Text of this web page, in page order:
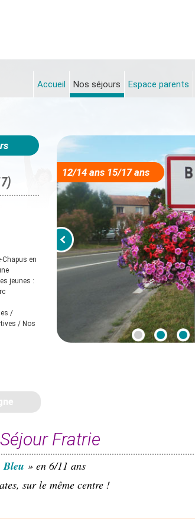
Accueil Nos séjours Espace parents
Chapus en
jeunes :
/
/ Nos
12/14 ans 15/17 ans
Séjour Fratrie
Bleu » en 6/11 ans
sur le même centre !